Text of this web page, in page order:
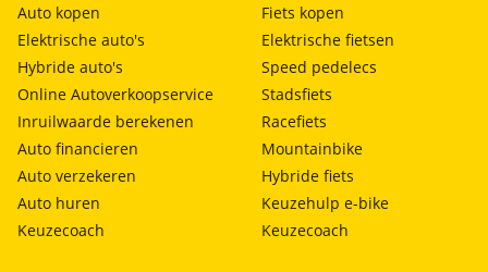
Auto kopen
Elektrische auto's
Hybride auto's
Online Autoverkoopservice
Inruilwaarde berekenen
Auto financieren
Auto verzekeren
Auto huren
Keuzecoach
Fiets kopen
Elektrische fietsen
Speed pedelecs
Stadsfiets
Racefiets
Mountainbike
Hybride fiets
Keuzehulp e-bike
Keuzecoach